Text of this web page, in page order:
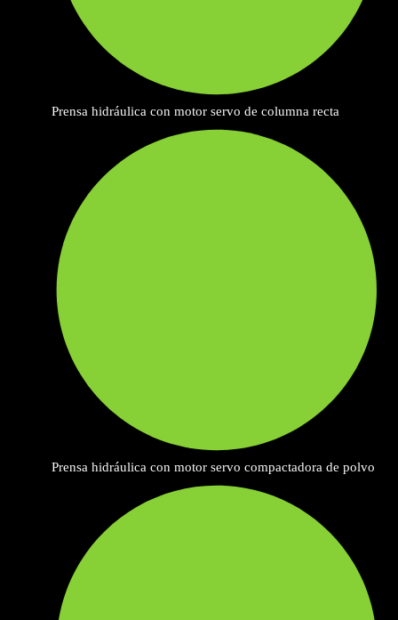
Prensa hidráulica con motor servo de columna recta
Prensa hidráulica con motor servo compactadora de polvo